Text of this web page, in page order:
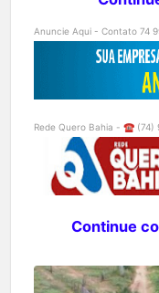
Anuncie Aqui - Contato 74
Rede Quero Bahia - ☎️ (74)
Continue